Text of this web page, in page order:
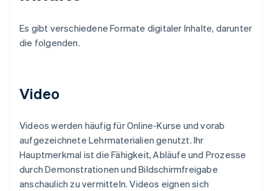
Es gibt verschiedene Formate digitaler Inhalte, darunter
die folgenden.
Video
Videos werden häufig für Online-Kurse und vorab
aufgezeichnete Lehrmaterialien genutzt. Ihr
Hauptmerkmal ist die Fähigkeit, Abläufe und Prozesse
durch Demonstrationen und Bildschirmfreigabe
anschaulich zu vermitteln. Videos eignen sich